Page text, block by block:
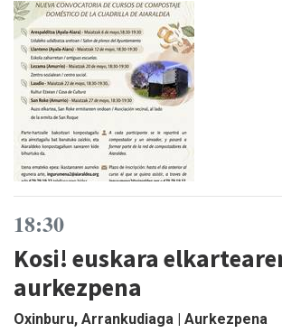
18:30
Kosi! euskara
aurkezpena
Oxinburu, Arrankudiaga | Aurkezpena